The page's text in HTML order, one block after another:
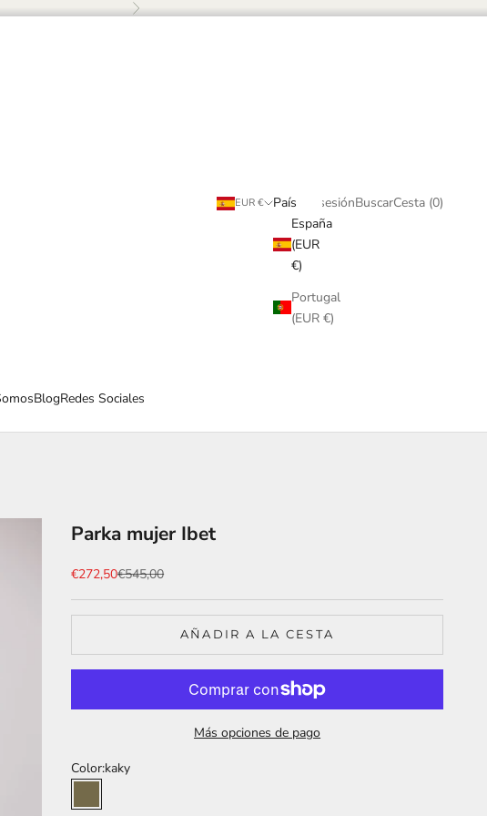
Siguiente
BlogRedes Sociales
EUR €
País
España
(EUR
€)
Portugal
(EUR €)
Iniciar sesiónBuscar
BuscarCesta
Cesta (0)
Parka mujer Ibet
Precio de oferta
€272,50Precio normal
€545,00
AÑADIR A LA CESTA
Más opciones de pago
Color:kaky
kaky